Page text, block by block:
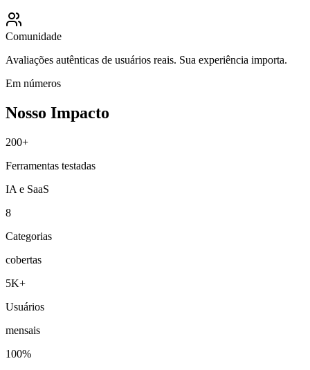
Comunidade
Avaliações autênticas de usuários reais. Sua experiência importa.
Em números
Nosso Impacto
200+
Ferramentas testadas
IA e SaaS
8
Categorias
cobertas
5K+
Usuários
mensais
100%